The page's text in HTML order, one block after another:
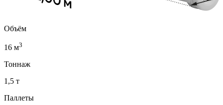
Объём
16 м3
Тоннаж
1,5 т
Паллеты